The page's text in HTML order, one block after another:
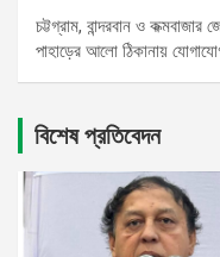
চট্টগ্রাম, বান্দরবান ও
পাহাড়ের আলো ঠিকানায়
বিশেষ প্রতিবেদন